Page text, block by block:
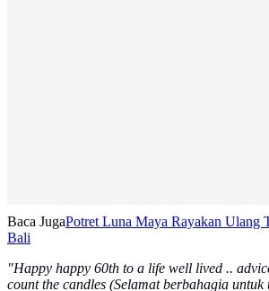
Baca JugaPotret Luna Maya Rayakan Ulang
Bali
"Happy happy 60th to a life well lived ..
count the candles (Selamat berbahagia untuk